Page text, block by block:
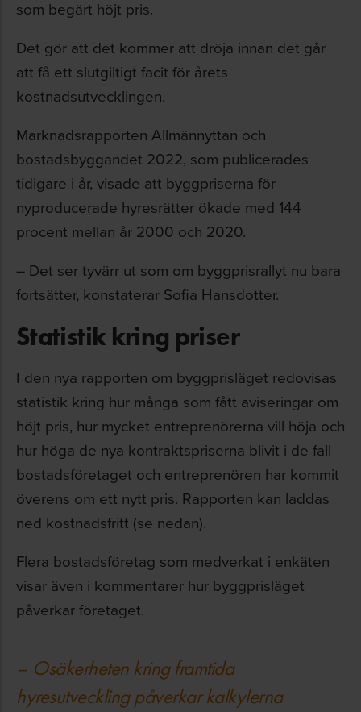
som begärt höjt pris.
Det gör att det kommer att dröja innan det går
att få ett slutgiltigt facit för årets
kostnadsutvecklingen.
Marknadsrapporten Allmännyttan och
bostadsbyggandet 2022, som publicerades
tidigare i år, visade att byggpriserna för
nyproducerade hyresrätter ökade med 144
procent mellan år 2000 och 2020.
– Det ser tyvärr ut som om byggprisrallyt nu bara
fortsätter, konstaterar Sofia Hansdotter.
Statistik kring priser
I den nya rapporten om byggprisläget redovisas
statistik kring hur många som fått aviseringar om
höjt pris, hur mycket entreprenörerna vill höja och
hur höga de nya kontraktspriserna blivit i de fall
bostadsföretaget och entreprenören har kommit
överens om ett nytt pris. Rapporten kan laddas
ned kostnadsfritt (se nedan).
Flera bostadsföretag som medverkat i enkäten
visar även i kommentarer hur byggprisläget
påverkar företaget.
– Osäkerheten kring framtida
hyresutveckling påverkar kalkylerna